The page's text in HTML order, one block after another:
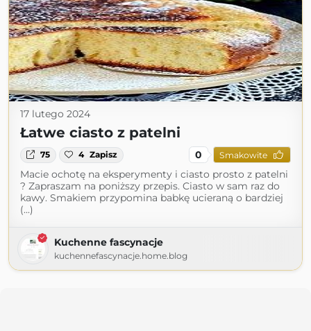
17 lutego 2024
Łatwe ciasto z patelni
75 4 Zapisz 0 Smakowite
Macie ochotę na eksperymenty i ciasto prosto z patelni
? Zapraszam na poniższy przepis. Ciasto w sam raz do
kawy. Smakiem przypomina babkę ucieraną o bardziej
(...)
Kuchenne fascynacje
kuchennefascynacje.home.blog